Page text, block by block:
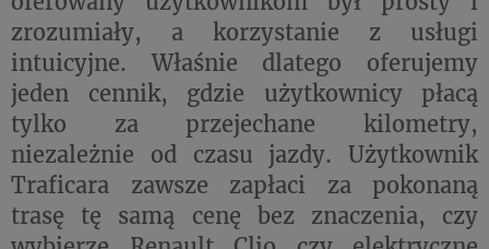
zrozumiały, a korzystanie z usługi
intuicyjne. Właśnie dlatego oferujemy
jeden cennik, gdzie użytkownicy płacą
tylko za przejechane kilometry,
niezależnie od czasu jazdy. Użytkownik
Traficara zawsze zapłaci za pokonaną
trasę tę samą cenę bez znaczenia, czy